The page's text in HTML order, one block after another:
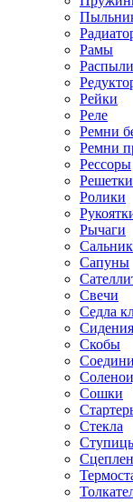
Рамы
Рейки
Реле
Ремни
Ремни
Рессоры
Решетки
Ролики
Рычаги
Сапуны
Свечи
Седла
Сидения
Скобы
Сошки
Стекла